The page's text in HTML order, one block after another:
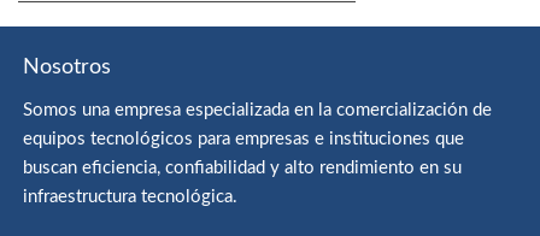
Nosotros
Somos una empresa especializada en la comercialización de
equipos tecnológicos para empresas e instituciones que
buscan eficiencia, confiabilidad y alto rendimiento en su
infraestructura tecnológica.